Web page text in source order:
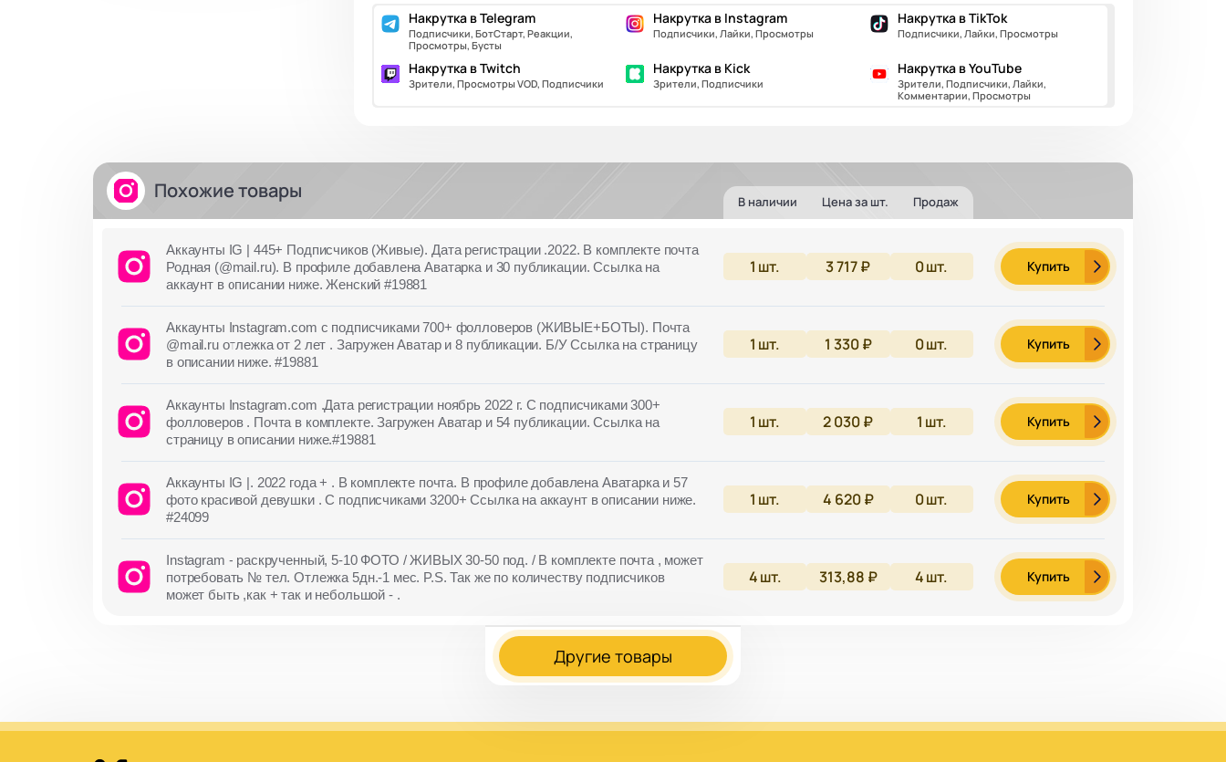
Накрутка в Telegram
Подписчики, БотСтарт, Реакции,
Просмотры, Бусты
Накрутка в Instagram
Подписчики, Лайки, Просмотры
Накрутка в TikTok
Подписчики, Лайки, Просмотры
Накрутка в Twitch
Зрители, Просмотры VOD, Подписчики
Накрутка в Kick
Зрители, Подписчики
Накрутка в YouTube
Зрители, Подписчики, Лайки,
Комментарии, Просмотры
Похожие товары В наличии Цена за шт. Продаж
Аккаунты IG | 445+ Подписчиков (Живые). Дата регистрации .2022. В комплекте почта
Родная (@mail.ru). В профиле добавлена Аватарка и 30 публикации. Ссылка на
аккаунт в описании ниже. Женский #19881
1 шт. 3 717 ₽ 0шт. Купить
Аккаунты Instagram.com с подписчиками 700+ фолловеров (ЖИВЫЕ+БОТЫ). Почта
@mail.ru отлежка от 2 лет . Загружен Аватар и 8 публикации. Б/У Ссылка на страницу
в описании ниже. #19881
1 шт. 1 330 ₽ 0шт. Купить
Аккаунты Instagram.com .Дата регистрации ноябрь 2022 г. С подписчиками 300+
фолловеров . Почта в комплекте. Загружен Аватар и 54 публикации. Ссылка на
страницу в описании ниже.#19881
1 шт. 2 030 ₽ 1 шт. Купить
Аккаунты IG |. 2022 года + . В комплекте почта. В профиле добавлена Аватарка и 57
фото красивой девушки . С подписчиками 3200+ Ссылка на аккаунт в описании ниже.
#24099
1 шт. 4 620 ₽ 0шт. Купить
Instagram - раскрученный, 5-10 ФОТО / ЖИВЫХ 30-50 под. / В комплекте почта , может
потребовать № тел. Отлежка 5дн.-1 мес. P.S. Так же по количеству подписчиков
может быть ,как + так и небольшой - .
4шт. 313,88 ₽ 4шт. Купить
Другие товары